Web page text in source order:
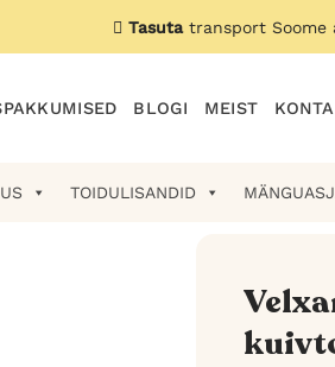
Tasutatransport Soome
BLOGI MEIST
TOIDULISANDID